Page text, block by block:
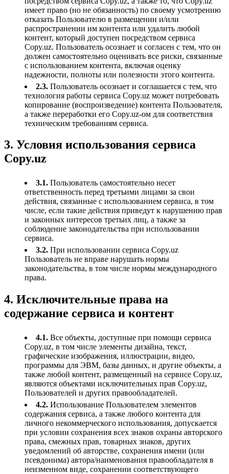
имеет право (но не обязанность) по своему усмотрению
отказать Пользователю в размещении и/или
распространении им контента или удалить любой
контент, который доступен посредством сервиса
Copy.uz. Пользователь осознает и согласен с тем, что он
должен самостоятельно оценивать все риски, связанные
с использованием контента, включая оценку
надежности, полноты или полезности этого контента.
2.3. Пользователь осознает и соглашается с тем, что
технология работы сервиса Copy.uz может потребовать
копирование (воспроизведение) контента Пользователя,
а также переработки его Copy.uz-ом для соответствия
техническим требованиям сервиса.
3. Условия использования сервиса
Copy.uz
3.1. Пользователь самостоятельно несет
ответственность перед третьими лицами за свои
действия, связанные с использованием сервиса, в том
числе, если такие действия приведут к нарушению прав
и законных интересов третьих лиц, а также за
соблюдение законодательства при использовании
сервиса.
3.2. При использовании сервиса Copy.uz
Пользователь не вправе нарушать нормы
законодательства, в том числе нормы международного
права.
4. Исключительные права на
содержание сервиса и контент
4.1. Все объекты, доступные при помощи сервиса
Copy.uz, в том числе элементы дизайна, текст,
графические изображения, иллюстрации, видео,
программы для ЭВМ, базы данных, и другие объекты, а
также любой контент, размещенный на сервисе Copy.uz,
являются объектами исключительных прав Copy.uz,
Пользователей и других правообладателей.
4.2. Использование Пользователем элементов
содержания сервиса, а также любого контента для
личного некоммерческого использования, допускается
при условии сохранения всех знаков охраны авторского
права, смежных прав, товарных знаков, других
уведомлений об авторстве, сохранения имени (или
псевдонима) автора/наименования правообладателя в
неизменном виде, сохранении соответствующего